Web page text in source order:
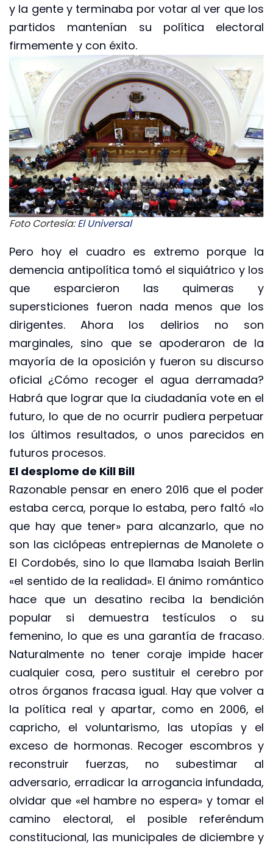
y la gente y terminaba por votar al ver que los
partidos mantenían su política electoral
firmemente y con éxito.
Foto Cortesía:El Universal
Pero hoy el cuadro es extremo porque la
demencia antipolítica tomó el siquiátrico y los
que esparcieron las quimeras y
supersticiones fueron nada menos que los
dirigentes. Ahora los delirios no son
marginales, sino que se apoderaron de la
mayoría de la oposición y fueron su discurso
oficial ¿Cómo recoger el agua derramada?
Habrá que lograr que la ciudadanía vote en el
futuro, lo que de no ocurrir pudiera perpetuar
los últimos resultados, o unos parecidos en
futuros procesos.
El desplome de Kill Bill
Razonable pensar en enero 2016 que el poder
estaba cerca, porque lo estaba, pero faltó «lo
que hay que tener» para alcanzarlo, que no
son las ciclópeas entrepiernas de Manolete o
El Cordobés, sino lo que llamaba Isaiah Berlin
«el sentido de la realidad». El ánimo romántico
hace que un desatino reciba la bendición
popular si demuestra testículos o su
femenino, lo que es una garantía de fracaso.
Naturalmente no tener coraje impide hacer
cualquier cosa, pero sustituir el cerebro por
otros órganos fracasa igual. Hay que volver a
la política real y apartar, como en 2006, el
capricho, el voluntarismo, las utopías y el
exceso de hormonas. Recoger escombros y
reconstruir fuerzas, no subestimar al
adversario, erradicar la arrogancia infundada,
olvidar que «el hambre no espera» y tomar el
camino electoral, el posible referéndum
constitucional, las municipales de diciembre y